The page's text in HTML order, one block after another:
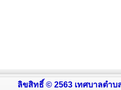
ลิขสิทธิ์ © 2563 เทศบาลตำ